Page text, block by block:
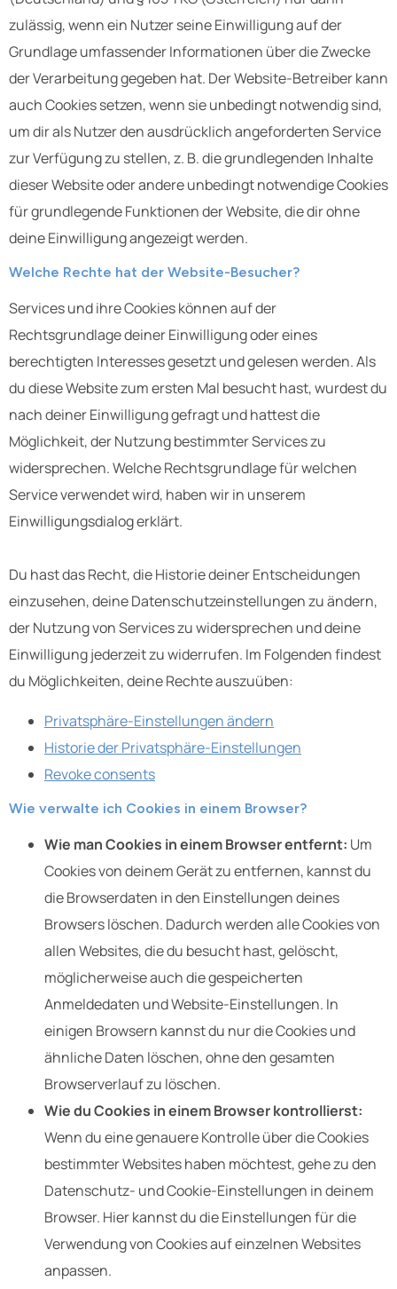
zulässig, wenn ein Nutzer seine Einwilligung auf der
Grundlage umfassender Informationen über die Zwecke
der Verarbeitung gegeben hat. Der Website-Betreiber kann
auch Cookies setzen, wenn sie unbedingt notwendig sind,
um dir als Nutzer den ausdrücklich angeforderten Service
zur Verfügung zu stellen, z. B. die grundlegenden Inhalte
dieser Website oder andere unbedingt notwendige Cookies
für grundlegende Funktionen der Website, die dir ohne
deine Einwilligung angezeigt werden.
Welche Rechte hat der Website-Besucher?
Services und ihre Cookies können auf der
Rechtsgrundlage deiner Einwilligung oder eines
berechtigten Interesses gesetzt und gelesen werden. Als
du diese Website zum ersten Mal besucht hast, wurdest du
nach deiner Einwilligung gefragt und hattest die
Möglichkeit, der Nutzung bestimmter Services zu
widersprechen. Welche Rechtsgrundlage für welchen
Service verwendet wird, haben wir in unserem
Einwilligungsdialog erklärt.
Du hast das Recht, die Historie deiner Entscheidungen
einzusehen, deine Datenschutzeinstellungen zu ändern,
der Nutzung von Services zu widersprechen und deine
Einwilligung jederzeit zu widerrufen. Im Folgenden findest
du Möglichkeiten, deine Rechte auszuüben:
Privatsphäre-Einstellungen ändern
Historie der Privatsphäre-Einstellungen
Revoke consents
Wie verwalte ich Cookies in einem Browser?
Wie man Cookies in einem Browser entfernt: Um
Cookies von deinem Gerät zu entfernen, kannst du
die Browserdaten in den Einstellungen deines
Browsers löschen. Dadurch werden alle Cookies von
allen Websites, die du besucht hast, gelöscht,
möglicherweise auch die gespeicherten
Anmeldedaten und Website-Einstellungen. In
einigen Browsern kannst du nur die Cookies und
ähnliche Daten löschen, ohne den gesamten
Browserverlauf zu löschen.
Wie du Cookies in einem Browser kontrollierst:
Wenn du eine genauere Kontrolle über die Cookies
bestimmter Websites haben möchtest, gehe zu den
Datenschutz- und Cookie-Einstellungen in deinem
Browser. Hier kannst du die Einstellungen für die
Verwendung von Cookies auf einzelnen Websites
anpassen.